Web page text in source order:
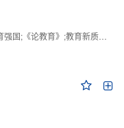
》;教育新质生产力;教育人工智能